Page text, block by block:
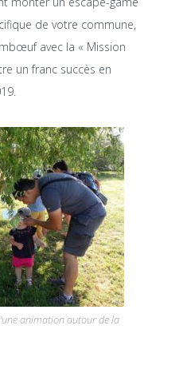
de votre commune,
avec la « Mission
un franc succès en
animation autour de la